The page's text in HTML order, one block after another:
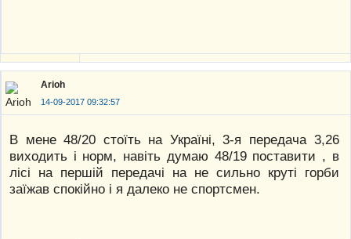
Arioh
14-09-2017 09:32:57
В мене 48/20 стоїть на Україні, 3-я передача 3,26
виходить і норм, навіть думаю 48/19 поставити , в
лісі на першій передачі на не сильно круті горби
заїжав спокійно і я далеко не спортсмен.